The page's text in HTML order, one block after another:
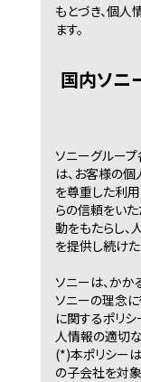
もとづき、個
ます。
国内ソニ
ソニーグループ
は、お客様の
を尊重した利
らの信頼をい
動をもたらし
を提供し続けた
ソニーは、か
ソニーの理念
に関するポリ
人情報の適切
(*)本ポリシー
の子会社を対象